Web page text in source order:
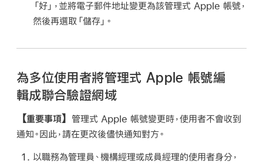
「好」，並將電子郵件地址變更為該管理式 Apple 帳號 ，
然後再選取「儲存」。
為多位使用者將管理式 Apple 帳號編
輯成聯合驗證網域
【重要事項】 管理式 Apple 帳號變更時，使用者不會收到
通知。因此，請在更改後儘快通知對方。
以職務為管理員、機構經理或成員經理的使用者身分，